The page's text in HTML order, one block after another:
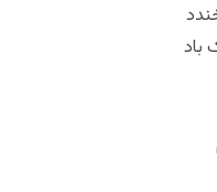
باد